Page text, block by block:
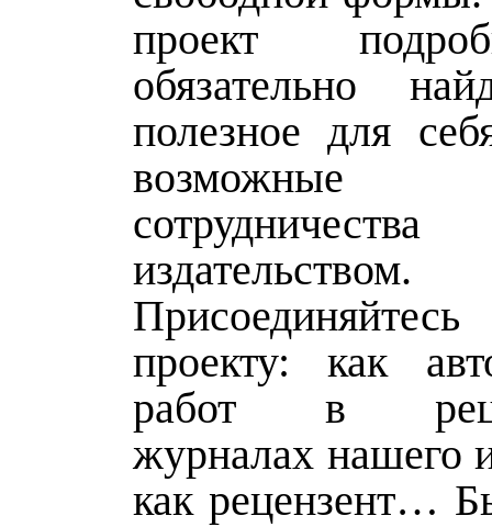
проект
обязательно
полезное для
возможные
издательством.
проекту: как
работ в
журналах нашего
как рецензент…